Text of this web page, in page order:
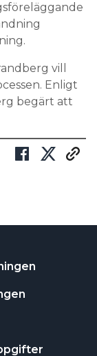
vill
Enligt
begärt att